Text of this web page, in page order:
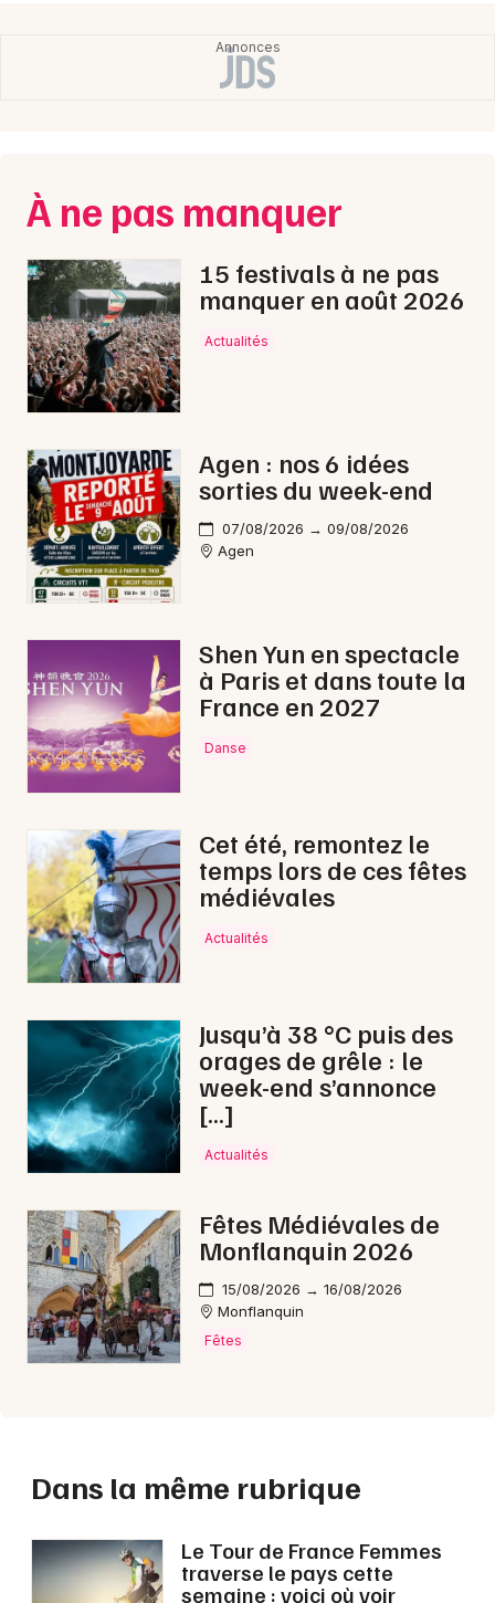
Mon email
Je m'abonne
À ne pas manquer
15 festivals à ne pas
manquer en août 2026
Actualités
Agen : nos 6 idées
sorties du week-end
07/08/2026 → 09/08/2026
Agen
Shen Yun en spectacle
à Paris et dans toute la
France en 2027
Danse
Cet été, remontez le
temps lors de ces fêtes
médiévales
Actualités
Jusqu’à 38 °C puis des
orages de grêle : le
week-end s’annonce
[…]
Actualités
Fêtes Médiévales de
Monflanquin 2026
15/08/2026 → 16/08/2026
Monflanquin
Fêtes
Dans la même rubrique
Le Tour de France Femmes
traverse le pays cette
semaine : voici où voir